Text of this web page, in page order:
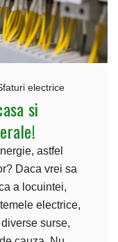
electrice
si
astfel
Daca vrei sa
a locuintei,
electrice,
surse,